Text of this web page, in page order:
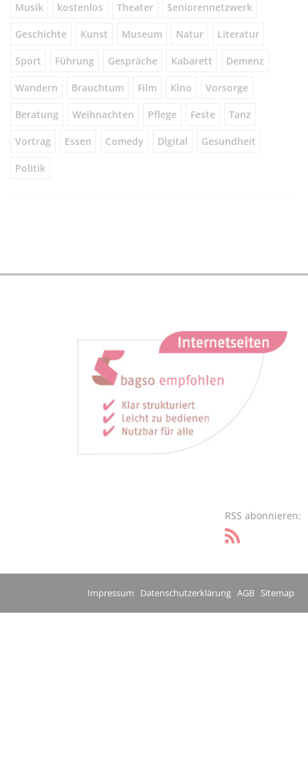
Musik kostenlos Theater Seniorennetzwerk
Geschichte Kunst Museum Natur Literatur
Sport Führung Gespräche Kabarett Demenz
Wandern Brauchtum Film Kino Vorsorge
Beratung Weihnachten Pflege Feste Tanz
Vortrag Essen Comedy Digital Gesundheit
Politik
RSS abonnieren:
Impressum Datenschutzerklärung AGB Sitemap